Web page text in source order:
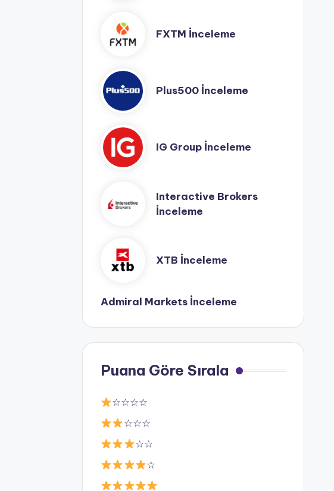
FXTM İnceleme
Plus500 İnceleme
IG Group İnceleme
Interactive Brokers
İnceleme
XTB İnceleme
Admiral Markets İnceleme
Puana Göre Sırala
☆☆☆☆
☆☆☆
☆☆
☆